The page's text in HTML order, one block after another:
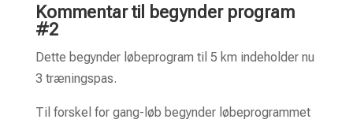
Kommentar til begynder program
#2
Dette begynder løbeprogram til 5 km indeholder nu
3 træningspas.
Til forskel for gang-løb begynder løbeprogrammet